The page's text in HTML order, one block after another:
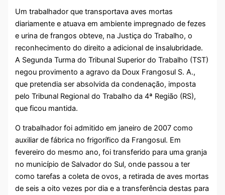
Um trabalhador que transportava aves mortas
diariamente e atuava em ambiente impregnado de fezes
e urina de frangos obteve, na Justiça do Trabalho, o
reconhecimento do direito a adicional de insalubridade.
A Segunda Turma do Tribunal Superior do Trabalho (TST)
negou provimento a agravo da Doux Frangosul S. A.,
que pretendia ser absolvida da condenação, imposta
pelo Tribunal Regional do Trabalho da 4ª Região (RS),
que ficou mantida.
O trabalhador foi admitido em janeiro de 2007 como
auxiliar de fábrica no frigorífico da Frangosul. Em
fevereiro do mesmo ano, foi transferido para uma granja
no município de Salvador do Sul, onde passou a ter
como tarefas a coleta de ovos, a retirada de aves mortas
de seis a oito vezes por dia e a transferência destas para